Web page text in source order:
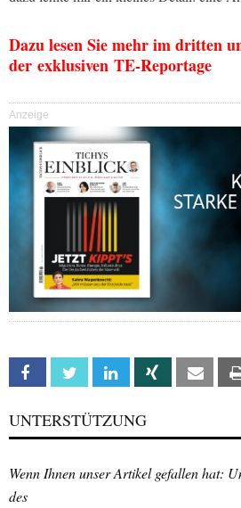
Dazu lesen Sie mehr im dritten
der exklusiven TE-Reportage
Anzeige
Facebook Twitter Linkedin Xing Email
UNTERSTÜTZUNG
Wenn Ihnen unser Artikel gefallen hat:
des